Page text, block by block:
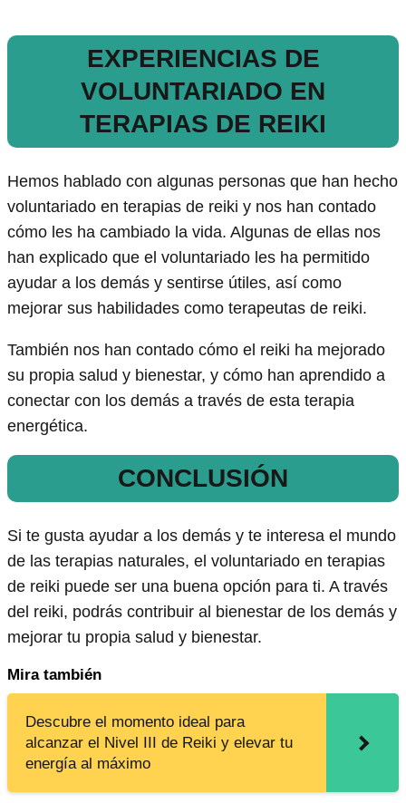
EXPERIENCIAS DE
VOLUNTARIADO EN
TERAPIAS DE REIKI
Hemos hablado con algunas personas que han hecho
voluntariado en terapias de reiki y nos han contado
cómo les ha cambiado la vida. Algunas de ellas nos
han explicado que el voluntariado les ha permitido
ayudar a los demás y sentirse útiles, así como
mejorar sus habilidades como terapeutas de reiki.
También nos han contado cómo el reiki ha mejorado
su propia salud y bienestar, y cómo han aprendido a
conectar con los demás a través de esta terapia
energética.
CONCLUSIÓN
Si te gusta ayudar a los demás y te interesa el mundo
de las terapias naturales, el voluntariado en terapias
de reiki puede ser una buena opción para ti. A través
del reiki, podrás contribuir al bienestar de los demás y
mejorar tu propia salud y bienestar.
Mira también
Descubre el momento ideal para
alcanzar el Nivel III de Reiki y elevar tu
energía al máximo